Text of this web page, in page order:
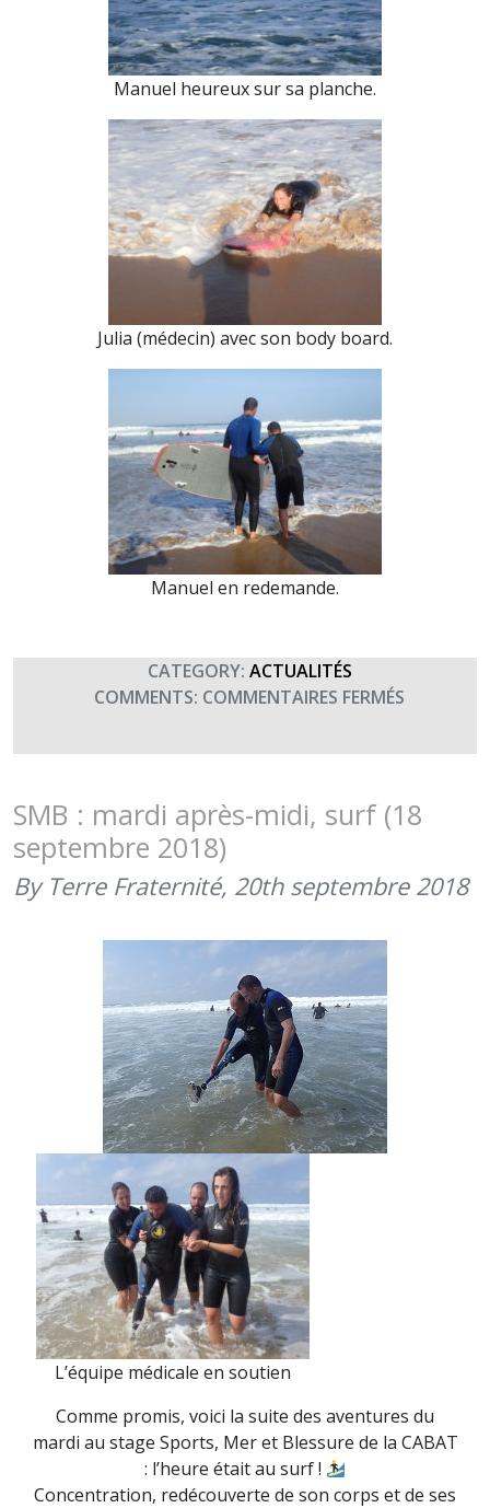
Manuel heureux sur sa planche.
Julia (médecin) avec son body board.
Manuel en redemande.
CATEGORY: ACTUALITÉS
COMMENTS: COMMENTAIRES FERMÉS
SMB
MERCREDI
MATIN,
(19
SMB : mardi après-midi, surf (18
septembre 2018)
By Terre Fraternité, 20th septembre 2018
L’équipe médicale en soutien
Comme promis, voici la suite des aventures du
mardi au stage Sports, Mer et Blessure de la CABAT
: l’heure était au surf !
Concentration, redécouverte de son corps et de ses